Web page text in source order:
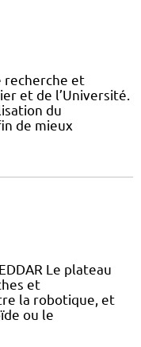
recherche et
et de l’Université.
du
de mieux
Le plateau
et
la robotique, et
ou le